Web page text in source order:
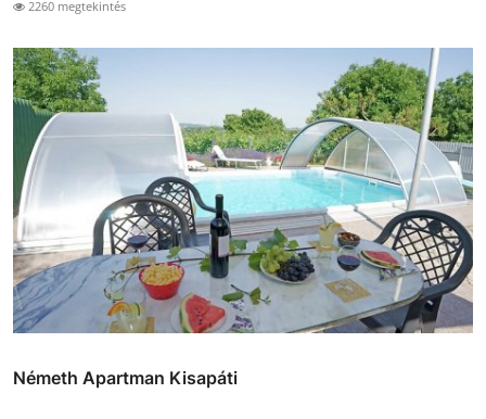
2260 megtekintés
Németh Apartman Kisapáti